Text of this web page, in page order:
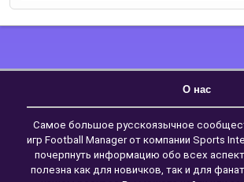
О нас
Самое большое русскоязычное
игр Football Manager от компании Sports
почерпнуть информацию обо всех
полезна как для новичков, так и для